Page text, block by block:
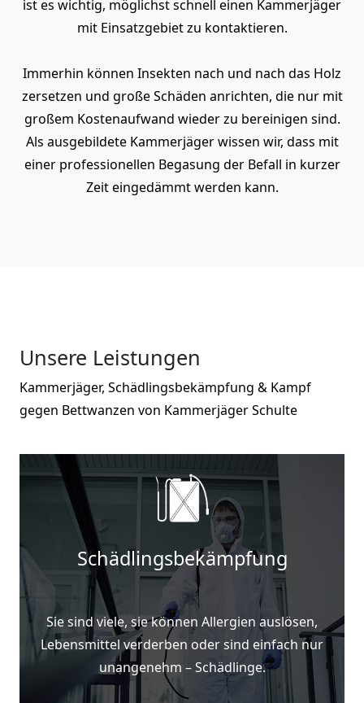
ist es wichtig, möglichst schnell einen Kammerjäger
mit Einsatzgebiet zu kontaktieren.
Immerhin können Insekten nach und nach das Holz
zersetzen und große Schäden anrichten, die nur mit
großem Kostenaufwand wieder zu bereinigen sind.
Als ausgebildete Kammerjäger wissen wir, dass mit
einer professionellen Begasung der Befall in kurzer
Zeit eingedämmt werden kann.
Unsere Leistungen
Kammerjäger, Schädlingsbekämpfung & Kampf
gegen Bettwanzen von Kammerjäger Schulte
Schädlingsbekämpfung
Sie sind viele, sie können Allergien auslösen,
Lebensmittel verderben oder sind einfach nur
unangenehm – Schädlinge.